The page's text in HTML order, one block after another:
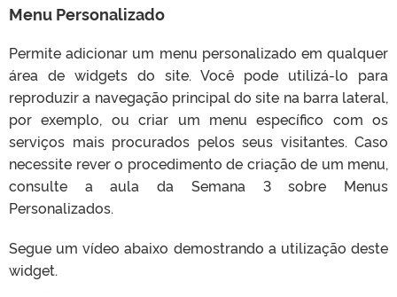
Menu Personalizado
Permite adicionar um menu personalizado em qualquer
área de widgets do site. Você pode utilizá-lo para
reproduzir a navegação principal do site na barra lateral,
por exemplo, ou criar um menu específico com os
serviços mais procurados pelos seus visitantes. Caso
necessite rever o procedimento de criação de um menu,
consulte a aula da Semana 3 sobre Menus
Personalizados.
Segue um vídeo abaixo demostrando a utilização deste
widget.